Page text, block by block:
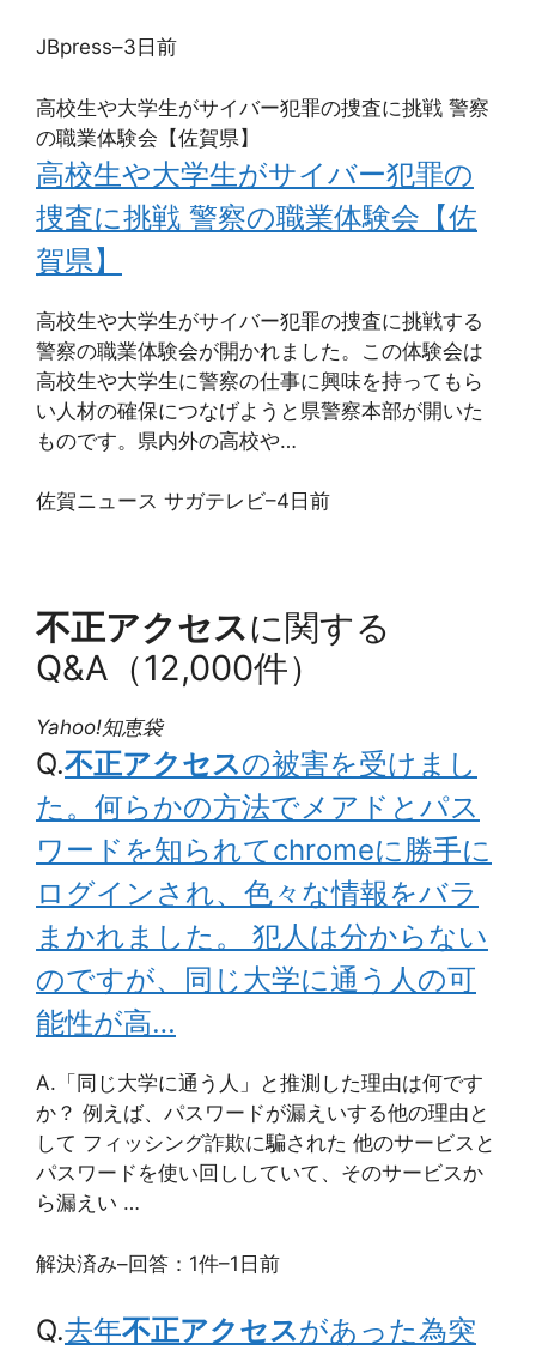
JBpress–3日前
高校生や大学生がサイバー犯罪の捜査に挑戦 警察
の職業体験会【佐賀県】
高校生や大学生がサイバー犯罪の
捜査に挑戦 警察の職業体験会【佐
賀県】
高校生や大学生がサイバー犯罪の捜査に挑戦する
警察の職業体験会が開かれました。この体験会は
高校生や大学生に警察の仕事に興味を持ってもら
い人材の確保につなげようと県警察本部が開いた
ものです。県内外の高校や…
佐賀ニュース サガテレビ–4日前
不正アクセスに関する
Q&A（12,000件）
Yahoo!知恵袋
Q.不正アクセスの被害を受けまし
た。何らかの方法でメアドとパス
ワードを知られてchromeに勝手に
ログインされ、色々な情報をバラ
まかれました。 犯人は分からない
のですが、同じ大学に通う人の可
能性が高…
A. 「同じ大学に通う人」と推測した理由は何です
か？ 例えば、パスワードが漏えいする他の理由と
して フィッシング詐欺に騙された 他のサービスと
パスワードを使い回ししていて、そのサービスか
ら漏えい …
解決済み–回答：1件–1日前
Q.去年不正アクセスがあった為突